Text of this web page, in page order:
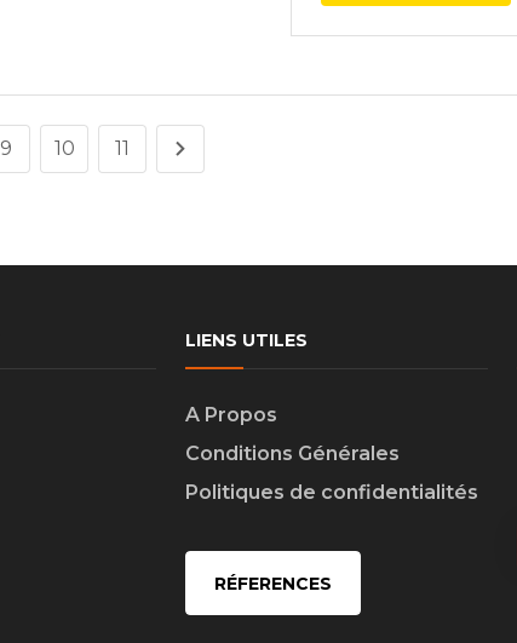
9 10 11
LIENS UTILES
A Propos
Conditions Générales
Politiques de confidentialités
RÉFERENCES